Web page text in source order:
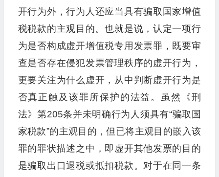
开行为外，行为人还应当具有骗取国家增值
税税款的主观目的。也就是说，认定一项行
为是否构成虚开增值税专用发票罪，既要审
查是否存在侵犯发票管理秩序的虚开行为，
更要关注为什么虚开，从中判断虚开行为是
否真正触及该罪所保护的法益。虽然《刑
法》第205条并未明确行为人须具有“骗取国
家税款”的主观目的，但已将主观目的嵌入该
罪的罪状描述之中，即虚开其他发票的目的
是骗取出口退税或抵扣税款。对于在同一条